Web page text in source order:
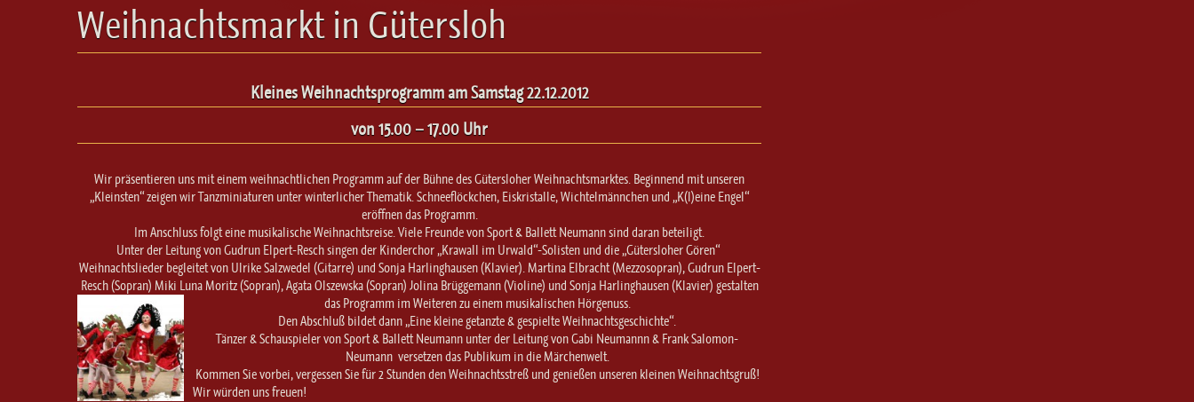
Weihnachtsmarkt in Gütersloh
Kleines Weihnachtsprogramm am Samstag 22.12.2012
von 15.00 – 17.00 Uhr
Wir präsentieren uns mit einem weihnachtlichen Programm auf der Bühne des Gütersloher Weihnachtsmarktes. Beginnend mit unseren
„Kleinsten“ zeigen wir Tanzminiaturen unter winterlicher Thematik. Schneeflöckchen, Eiskristalle, Wichtelmännchen und „K(l)eine Engel“
eröffnen das Programm.
Im Anschluss folgt eine musikalische Weihnachtsreise. Viele Freunde von Sport & Ballett Neumann sind daran beteiligt.
Unter der Leitung von Gudrun Elpert-Resch singen der Kinderchor „Krawall im Urwald“-Solisten und die „Gütersloher Gören“
Weihnachtslieder begleitet von Ulrike Salzwedel (Gitarre) und Sonja Harlinghausen (Klavier). Martina Elbracht (Mezzosopran), Gudrun Elpert-
Resch (Sopran) Miki Luna Moritz (Sopran), Agata Olszewska (Sopran) Jolina Brüggemann (Violine) und Sonja Harlinghausen (Klavier) gestalten
das Programm im Weiteren zu einem musikalischen Hörgenuss.
Den Abschluß bildet dann „Eine kleine getanzte & gespielte Weihnachtsgeschichte“.
Tänzer & Schauspieler von Sport & Ballett Neumann unter der Leitung von Gabi Neumannn & Frank Salomon-
Neumann versetzen das Publikum in die Märchenwelt.
Kommen Sie vorbei, vergessen Sie für 2 Stunden den Weihnachtsstreß und genießen unseren kleinen Weihnachtsgruß!
Wir würden uns freuen!